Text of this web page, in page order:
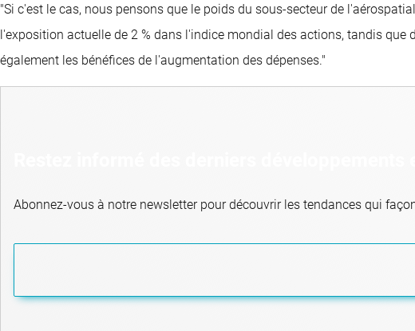
"Si c'est le cas, nous pensons que le poids du sous-secteur de
l'exposition actuelle de 2 % dans l'indice mondial des actions, tandis que
également les bénéfices de l'augmentation des dépenses."
Abonnez-vous à notre newsletter pour découvrir les tendances qui